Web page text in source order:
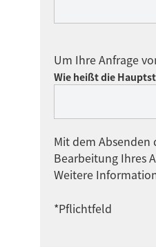
Um Ihre Anfrage
Wie heißt die
Mit dem
Bearbeitung Ihres
Weitere
*Pflichtfeld